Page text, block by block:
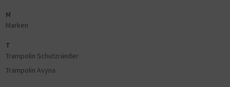
M
Marken
T
Trampolin Schutzränder
Trampolin Avyna